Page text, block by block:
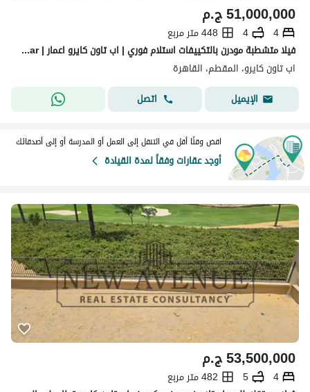
ج.م51,000,000
4
4
448 متر مربع
فيلا متشطبة مودرن بالتكييفات استلام فوري | اب تاون كايرو اعمار | Uptown Cairo Emaar | فيو لاندسكيب
اب تاون كايرو، المقطم، القاهرة
الإيميل
اتصل
اقض وقتًا أقل في التنقل إلى العمل أو المدرسة أو إلى أصدقائك
أوجد عقارات وفقاً لمدة القيادة
ج.م53,500,000
4
5
482 متر مربع